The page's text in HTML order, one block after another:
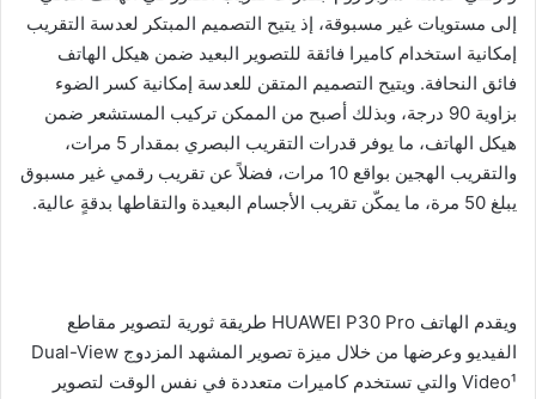
إلى مستويات غير مسبوقة، إذ يتيح التصميم المبتكر لعدسة التقريب
إمكانية استخدام كاميرا فائقة للتصوير البعيد ضمن هيكل الهاتف
فائق النحافة. ويتيح التصميم المتقن للعدسة إمكانية كسر الضوء
بزاوية 90 درجة، وبذلك أصبح من الممكن تركيب المستشعر ضمن
هيكل الهاتف، ما يوفر قدرات التقريب البصري بمقدار 5 مرات،
والتقريب الهجين بواقع 10 مرات، فضلاً عن تقريب رقمي غير مسبوق
يبلغ 50 مرة، ما يمكّن تقريب الأجسام البعيدة والتقاطها بدقةٍ عالية.
ويقدم الهاتف HUAWEI P30 Pro طريقة ثورية لتصوير مقاطع
الفيديو وعرضها من خلال ميزة تصوير المشهد المزدوج Dual-View
Video¹ والتي تستخدم كاميرات متعددة في نفس الوقت لتصوير